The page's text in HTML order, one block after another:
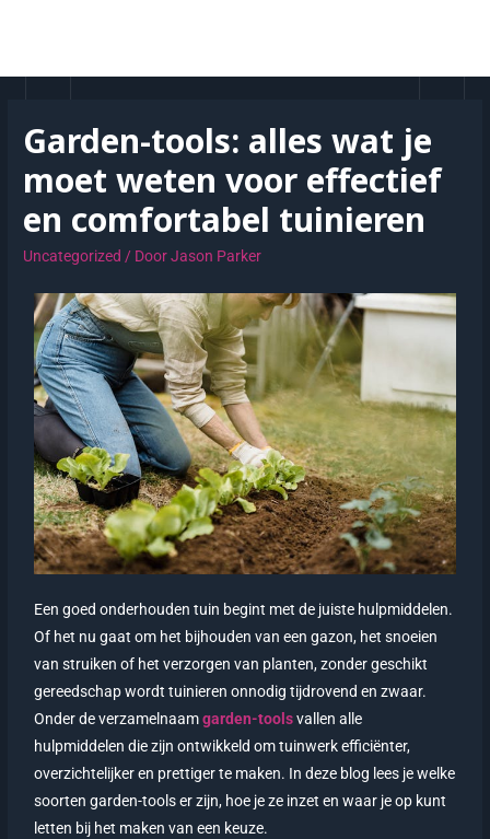
Garden-tools: alles wat je
moet weten voor effectief
en comfortabel tuinieren
Uncategorized / DoorJason Parker
Een goed onderhouden tuin begint met de juiste hulpmiddelen.
Of het nu gaat om het bijhouden van een gazon, het snoeien
van struiken of het verzorgen van planten, zonder geschikt
gereedschap wordt tuinieren onnodig tijdrovend en zwaar.
Onder de verzamelnaamgarden-toolsvallen alle
hulpmiddelen die zijn ontwikkeld om tuinwerk efficiënter,
overzichtelijker en prettiger te maken. In deze blog lees je welke
soorten garden-tools er zijn, hoe je ze inzet en waar je op kunt
letten bij het maken van een keuze.